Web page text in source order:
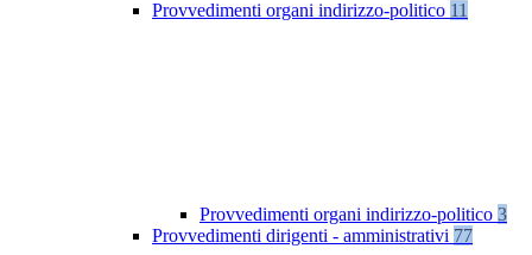
Provvedimenti organi indirizzo-politico 11
Provvedimenti organi indirizzo-politico 3
Provvedimenti dirigenti - amministrativi 77